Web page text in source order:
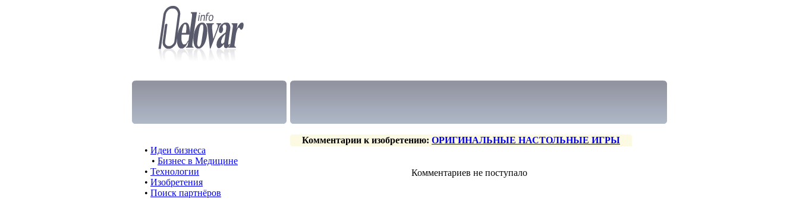
• Идеи бизнеса
• Бизнес в Медицине
• Технологии
• Изобретения
• Поиск партнёров
Комментарии к изобретению: ОРИГИНАЛЬНЫЕ НАСТОЛЬНЫЕ ИГРЫ
Комментариев не поступало